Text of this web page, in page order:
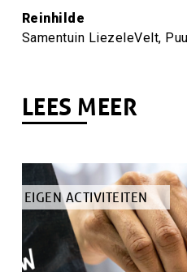
Citaat
auteur
Reinhilde
Citaat
Samentuin LiezeleVelt,
LEES MEER
TYPE
ARTIKEL
EIGEN ACTIVITEITEN